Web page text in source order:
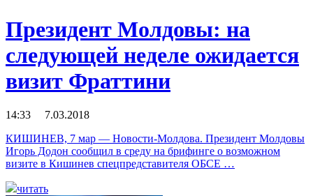
Президент Молдовы: на
следующей неделе ожидается
визит Фраттини
14:33 7.03.2018
КИШИНЕВ, 7 мар — Новости-Молдова. Президент Молдовы
Игорь Додон сообщил в среду на брифинге о возможном
визите в Кишинев спецпредставителя ОБСЕ …
читать